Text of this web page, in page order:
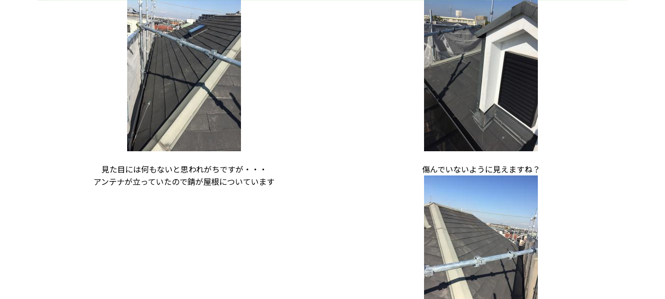
見た目には何もないと思われがちですが・・・
傷んでいないように見えますね？
アンテナが立っていたので錆が屋根についています